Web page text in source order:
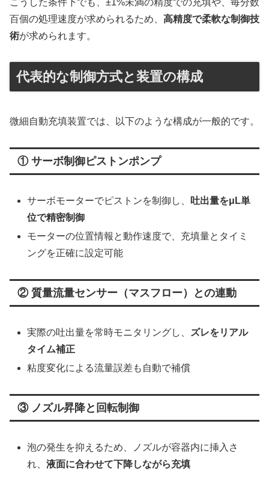
こうした条件下でも、±1%未満の精度での充填や、毎分数
百個の処理速度が求められるため、 高精度で柔軟な制御技
術が求められます。
代表的な制御方式と装置の構成
微細自動充填装置では、以下のような構成が一般的です。
① サーボ制御ピストンポンプ
サーボモーターでピストンを制御し、
吐出量をμL単
位で精密制御
モーターの位置情報と動作速度で、充填量とタイミ
ングを正確に設定可能
② 質量流量センサー（マスフロー）との連動
実際の吐出量を常時モニタリングし、
ズレをリアル
タイム補正
粘度変化による流量誤差も自動で補償
③ ノズル昇降と回転制御
泡の発生を抑えるため、ノズルが容器内に挿入さ
れ、液面に合わせて下降しながら充填